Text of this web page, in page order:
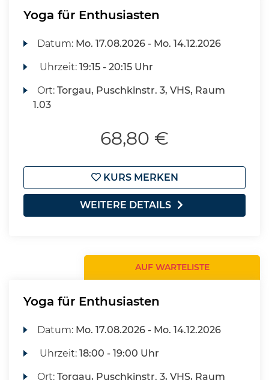
Yoga für Enthusiasten
Datum: Mo. 17.08.2026 - Mo. 14.12.2026
Uhrzeit:19:15 - 20:15 Uhr
Ort:Torgau, Puschkinstr. 3, VHS, Raum
1.03
68,80 €
KURS MERKEN
WEITERE DETAILS
AUF WARTELISTE
Yoga für Enthusiasten
Datum: Mo. 17.08.2026 - Mo. 14.12.2026
Uhrzeit:18:00 - 19:00 Uhr
Ort:Torgau, Puschkinstr. 3, VHS, Raum